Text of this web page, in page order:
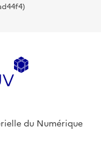
du Numérique